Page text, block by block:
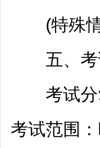
(特殊情
五、考
考试分笔
考试范围